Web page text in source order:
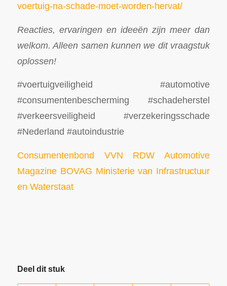
voertuig-na-schade-moet-worden-hervat/
Reacties, ervaringen en ideeën zijn meer dan
welkom. Alleen samen kunnen we dit vraagstuk
oplossen!
#voertuigveiligheid #automotive
#consumentenbescherming #schadeherstel
#verkeersveiligheid #verzekeringsschade
#Nederland #autoindustrie
Consumentenbond VVN RDW
Automotive
Magazine BOVAG Ministerie van Infrastructuur
en Waterstaat
Deel dit stuk